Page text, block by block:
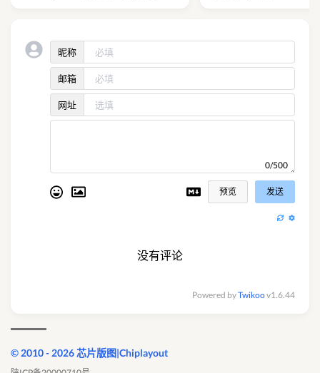
昵称
邮箱
网址
0/500
预览 发送
没有评论
Powered byTwikoov1.6.44
© 2010 - 2026 芯片版图|Chiplayout